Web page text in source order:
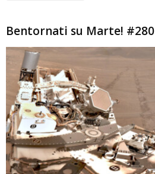
Bentornati su Marte! #280